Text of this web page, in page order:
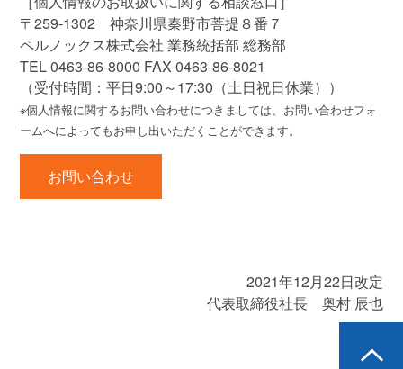
〒259-1302 神奈川県秦野市菩提８番７
ペルノックス株式会社 業務統括部 総務部
TEL 0463-86-8000 FAX 0463-86-8021
（受付時間：平日9:00～17:30（土日祝日休業））
※個人情報に関するお問い合わせにつきましては、お問い合わせフォ
ームへによってもお申し出いただくことができます。
お問い合わせ
2021年12月22日改定
代表取締役社長 奥村 辰也